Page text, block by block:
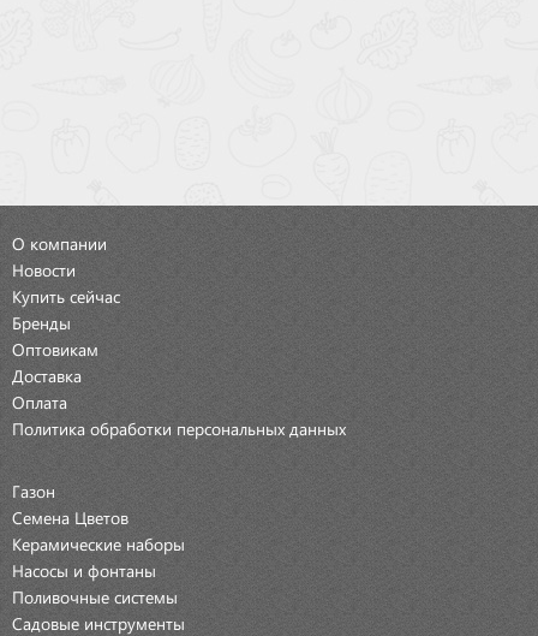
О компании
Новости
Купить сейчас
Бренды
Оптовикам
Доставка
Оплата
Политика обработки персональных данных
Газон
Семена Цветов
Керамические наборы
Насосы и фонтаны
Поливочные системы
Садовые инструменты